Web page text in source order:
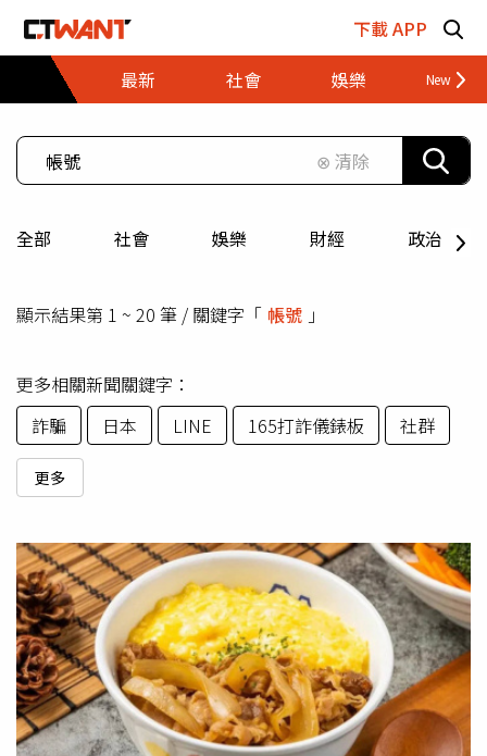
下載 APP
最新
社會 娛樂 財經
⊗ 清除
全部 社會 娛樂 財經 政治
顯示結果第 1 ~ 20 筆 / 關鍵字「 帳號 」
更多相關新聞關鍵字：
詐騙
日本 LINE 165打詐儀錶板 社群
更多